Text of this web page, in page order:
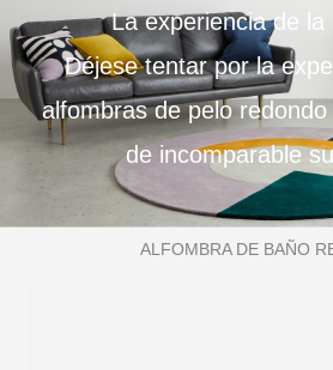
La experiencia de la
Déjese tentar por la
alfombras de pelo
de incomparable
ALFOMBRA DE BAÑO